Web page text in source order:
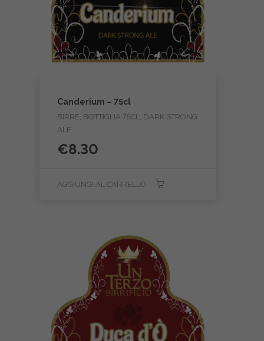
Canderium – 75cl
BIRRE, BOTTIGLIA 75CL, DARK STRONG
ALE
€8.30
AGGIUNGI AL CARRELLO